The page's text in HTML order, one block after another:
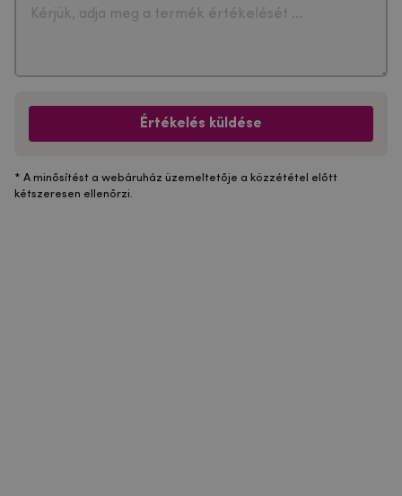
Értékelés küldése
* A minősítést a webáruház üzemeltetője a közzététel előtt
kétszeresen ellenőrzi.